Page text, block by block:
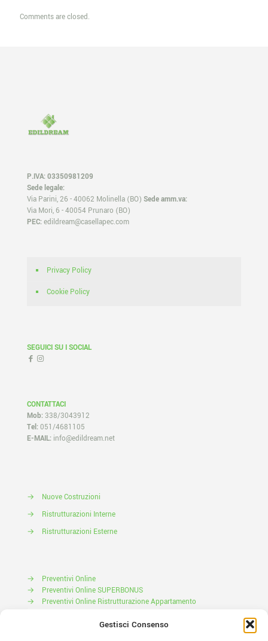
Gestisci Consenso
Comments are closed.
P.IVA: 03350981209
Sede legale:
Via Parini, 26 - 40062 Molinella (BO) Sede amm.va:
Via Mori, 6 - 40054 Prunaro (BO)
PEC: edildream@casellapec.com
Privacy Policy
Cookie Policy
SEGUICI SU I SOCIAL
CONTATTACI
Mob: 338/3043912
Tel: 051/4681105
E-MAIL: info@edildream.net
→
Nuove Costruzioni
→
Ristrutturazioni Interne
→
Ristrutturazioni Esterne
→
Preventivi Online
→
Preventivi Online SUPERBONUS
→
Preventivi Online Ristrutturazione Appartamento
Prenota il tuo Sopralluogo